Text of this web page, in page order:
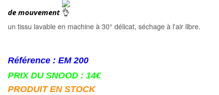
de mouvement
un tissu lavable en machine à 30° délicat, séchage à l'air libre.
Référence : EM 200
PRIX DU SNOOD : 14€
PRODUIT EN STOCK